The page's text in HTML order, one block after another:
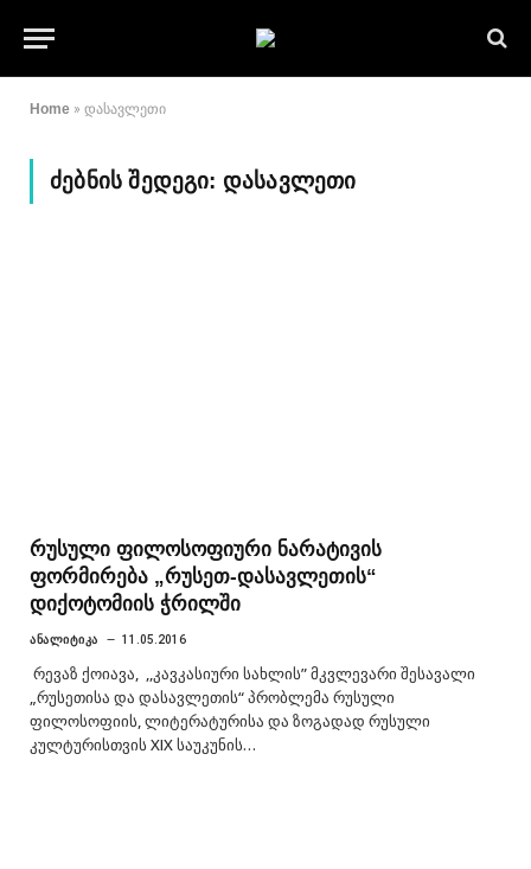
Home » დასავლეთი
ᲫᲔᲑᲜᲘᲡ ᲨᲔᲓᲔᲒᲘ: ᲓᲐᲡᲐᲕᲚᲔᲗᲘ
რუსული ფილოსოფიური ნარატივის
ფორმირება „რუსეთ-დასავლეთის“
დიქოტომიის ჭრილში
ᲐᲜᲐᲚᲘᲢᲘᲙᲐ 11.05.2016
რევაზ ქოიავა, ,,კავკასიური სახლის” მკვლევარი შესავალი
„რუსეთისა და დასავლეთის“ პრობლემა რუსული
ფილოსოფიის, ლიტერატურისა და ზოგადად რუსული
კულტურისთვის XIX საუკუნის…